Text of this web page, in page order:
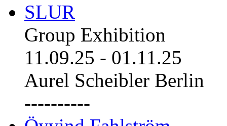
SLUR
Group Exhibition
11.09.25 - 01.11.25
Aurel Scheibler Berlin
----------